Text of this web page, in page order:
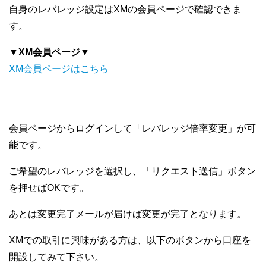
自身のレバレッジ設定はXMの会員ページで確認できま
す。
▼XM会員ページ▼
XM会員ページはこちら
会員ページからログインして「レバレッジ倍率変更」が可
能です。
ご希望のレバレッジを選択し、「リクエスト送信」ボタン
を押せばOKです。
あとは変更完了メールが届けば変更が完了となります。
XMでの取引に興味がある方は、以下のボタンから口座を
開設してみて下さい。